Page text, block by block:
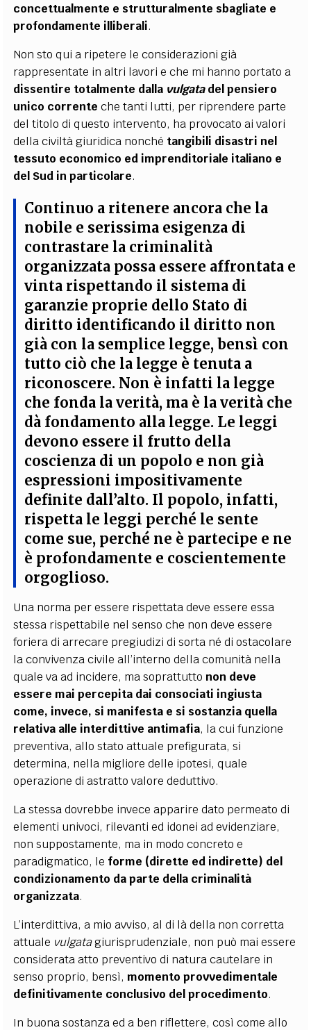
concettualmente e strutturalmente sbagliate e
profondamente illiberali.
Non sto qui a ripetere le considerazioni già
rappresentate in altri lavori e che mi hanno portato a
dissentire totalmente dalla vulgatadel pensiero
unico corrente che tanti lutti, per riprendere parte
del titolo di questo intervento, ha provocato ai valori
della civiltà giuridica nonché tangibili disastri nel
tessuto economico ed imprenditoriale italiano e
del Sud in particolare.
Continuo a ritenere ancora che la
nobile e serissima esigenza di
contrastare la criminalità
organizzata possa essere affrontata e
vinta rispettando il sistema di
garanzie proprie dello Stato di
diritto identificando il diritto non
già con la semplice legge, bensì con
tutto ciò che la legge è tenuta a
riconoscere. Non è infatti la legge
che fonda la verità, ma è la verità che
dà fondamento alla legge. Le leggi
devono essere il frutto della
coscienza di un popolo e non già
espressioni impositivamente
definite dall’alto. Il popolo, infatti,
rispetta le leggi perché le sente
come sue, perché ne è partecipe e ne
è profondamente e coscientemente
orgoglioso.
Una norma per essere rispettata deve essere essa
stessa rispettabile nel senso che non deve essere
foriera di arrecare pregiudizi di sorta né di ostacolare
la convivenza civile all’interno della comunità nella
quale va ad incidere, ma soprattutto non deve
essere mai percepita dai consociati ingiusta
come, invece, si manifesta e si sostanzia quella
relativa alle interdittive antimafia, la cui funzione
preventiva, allo stato attuale prefigurata, si
determina, nella migliore delle ipotesi, quale
operazione di astratto valore deduttivo.
La stessa dovrebbe invece apparire dato permeato di
elementi univoci, rilevanti ed idonei ad evidenziare,
non suppostamente, ma in modo concreto e
paradigmatico, le forme (dirette ed indirette) del
condizionamento da parte della criminalità
organizzata.
L’interdittiva, a mio avviso, al di là della non corretta
attuale vulgatagiurisprudenziale, non può mai essere
considerata atto preventivo di natura cautelare in
senso proprio, bensì, momento provvedimentale
definitivamente conclusivo del procedimento.
In buona sostanza ed a ben riflettere, così come allo